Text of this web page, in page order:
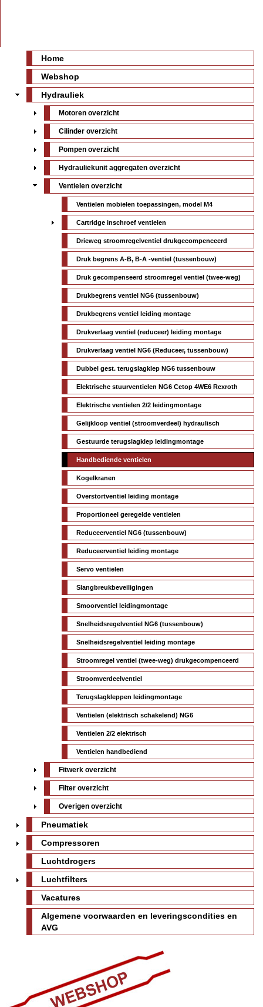
Home
Webshop
Hydrauliek
Motoren overzicht
Cilinder overzicht
Pompen overzicht
Hydrauliekunit aggregaten overzicht
Ventielen overzicht
Ventielen mobielen toepassingen, model M4
Cartridge inschroef ventielen
Drieweg stroomregelventiel drukgecompenceerd
Druk begrens A-B, B-A -ventiel (tussenbouw)
Druk gecompenseerd stroomregel ventiel (twee-weg)
Drukbegrens ventiel NG6 (tussenbouw)
Drukbegrens ventiel leiding montage
Drukverlaag ventiel (reduceer) leiding montage
Drukverlaag ventiel NG6 (Reduceer, tussenbouw)
Dubbel gest. terugslagklep NG6 tussenbouw
Elektrische stuurventielen NG6 Cetop 4WE6 Rexroth
Elektrische ventielen 2/2 leidingmontage
Gelijkloop ventiel (stroomverdeel) hydraulisch
Gestuurde terugslagklep leidingmontage
Handbediende ventielen
Kogelkranen
Overstortventiel leiding montage
Proportioneel geregelde ventielen
Reduceerventiel NG6 (tussenbouw)
Reduceerventiel leiding montage
Servo ventielen
Slangbreukbeveiligingen
Smoorventiel leidingmontage
Snelheidsregelventiel NG6 (tussenbouw)
Snelheidsregelventiel leiding montage
Stroomregel ventiel (twee-weg) drukgecompenceerd
Stroomverdeelventiel
Terugslagkleppen leidingmontage
Ventielen (elektrisch schakelend) NG6
Ventielen 2/2 elektrisch
Ventielen handbediend
Fitwerk overzicht
Filter overzicht
Overigen overzicht
Pneumatiek
Compressoren
Luchtdrogers
Luchtfilters
Vacatures
Algemene voorwaarden en leveringscondities en
AVG